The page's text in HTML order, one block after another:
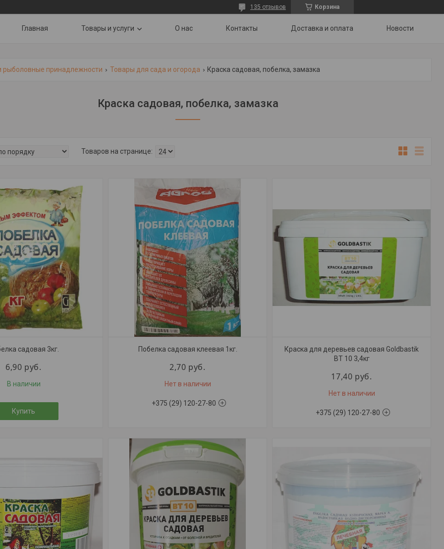
Корзина
135 отзывов
Главная Товары и услуги О нас Контакты Доставка и оплата Новости
рыболовные принадлежности Товары для сада и огорода Краска садовая, побелка, замазка
Краска садовая, побелка, замазка
садовая 3кг.
6,90 руб.
В наличии
Купить
Побелка садовая клеевая 1кг.
2,70 руб.
Нет в наличии
+375 (29) 120-27-80
Краска для деревьев садовая Goldbastik
BT 10 3,4кг
17,40 руб.
Нет в наличии
+375 (29) 120-27-80